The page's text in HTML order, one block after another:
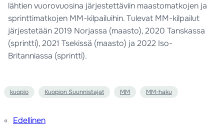
lähtien vuorovuosina järjestettäviin maastomatkojen ja
sprinttimatkojen MM-kilpailuihin. Tulevat MM-kilpailut
järjestetään 2019 Norjassa (maasto), 2020 Tanskassa
(sprintti), 2021 Tsekissä (maasto) ja 2022 Iso-
Britanniassa (sprintti).
kuopio Kuopion Suunnistajat MM MM-haku
« Edellinen